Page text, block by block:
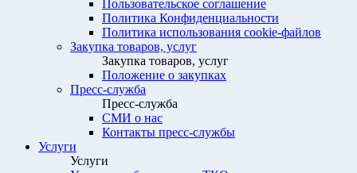
Пользовательское соглашение
Политика Конфиденциальности
Политика использования cookie-файлов
Закупка товаров, услуг
Закупка товаров, услуг
Положение о закупках
Пресс-служба
Пресс-служба
СМИ о нас
Контакты пресс-службы
Услуги
Услуги